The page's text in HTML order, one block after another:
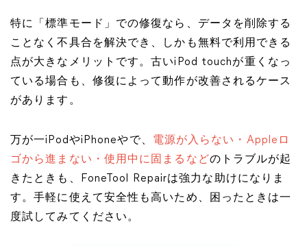
特に「標準モード」での修復なら、データを削除する
ことなく不具合を解決でき、しかも無料で利用できる
点が大きなメリットです。古いiPod touchが重くなっ
ている場合も、修復によって動作が改善されるケース
があります。
万が一iPodやiPhoneやで、 電源が入らない・Appleロ
ゴから進まない・使用中に固まるなどのトラブルが起
きたときも、FoneTool Repairは強力な助けになりま
す。手軽に使えて安全性も高いため、困ったときは一
度試してみてください。